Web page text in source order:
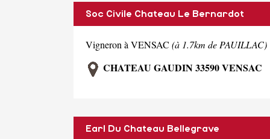
Soc Civile Chateau Le Bernardot
Vigneron à VENSAC (à 1.7km de PAUILLAC)
CHATEAU GAUDIN 33590 VENSAC
Earl Du Chateau Bellegrave